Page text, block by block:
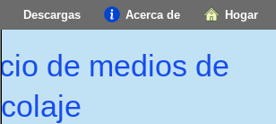
Hogar
Acerca de
Descargas
de medios de